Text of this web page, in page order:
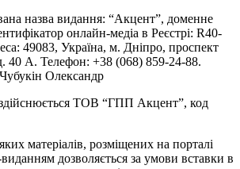
назва видання: “Акцент”, доменне
онлайн-медіа в Реєстрі: R40-
49083, Україна, м. Дніпро, проспект
40 А. Телефон: +38 (068) 859-24-88.
Олександр
ТОВ “ГПП Акцент”, код
матеріалів, розміщених на порталі
дозволяється за умови вставки в